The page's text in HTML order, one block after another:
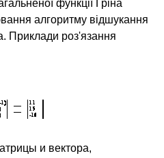
функції Гріна
алгоритму відшукання
Приклади роз'язання
и вектора,